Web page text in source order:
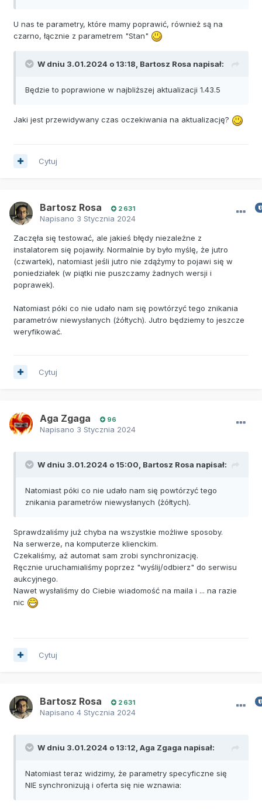
U nas te parametry, które mamy poprawić, również są na
czarno, łącznie z parametrem "Stan"
W dniu 3.01.2024 o 13:18, Bartosz Rosa napisał:
Będzie to poprawione w najbliższej aktualizacji 1.43.5
Jaki jest przewidywany czas oczekiwania na aktualizację?
Cytuj
Bartosz Rosa 2 631
Napisano 3 Stycznia 2024
Zaczęła się testować, ale jakieś błędy niezależne z
instalatorem się pojawiły. Normalnie by było myślę, że jutro
(czwartek), natomiast jeśli jutro nie zdążymy to pojawi się w
poniedziałek (w piątki nie puszczamy żadnych wersji i
poprawek).
Natomiast póki co nie udało nam się powtórzyć tego znikania
parametrów niewysłanych (żółtych). Jutro będziemy to jeszcze
weryfikować.
Cytuj
Aga Zgaga 96
Napisano 3 Stycznia 2024
W dniu 3.01.2024 o 15:00, Bartosz Rosa napisał:
Natomiast póki co nie udało nam się powtórzyć tego
znikania parametrów niewysłanych (żółtych).
Sprawdzaliśmy już chyba na wszystkie możliwe sposoby.
Na serwerze, na komputerze klienckim.
Czekaliśmy, aż automat sam zrobi synchronizację.
Ręcznie uruchamialiśmy poprzez "wyślij/odbierz" do serwisu
aukcyjnego.
Nawet wysłaliśmy do Ciebie wiadomość na maila i ... na razie
nic
Cytuj
Bartosz Rosa 2 631
Napisano 4 Stycznia 2024
W dniu 3.01.2024 o 13:12, Aga Zgaga napisał:
Natomiast teraz widzimy, że parametry specyficzne się
NIE synchronizują i oferta się nie wznawia: